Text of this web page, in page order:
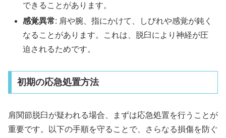
できることがあります。
感覚異常: 肩や腕、指にかけて、しびれや感覚が鈍く
なることがあります。これは、脱臼により神経が圧
迫されるためです。
初期の応急処置方法
肩関節脱臼が疑われる場合、まずは応急処置を行うことが
重要です。以下の手順を守ることで、さらなる損傷を防ぐ